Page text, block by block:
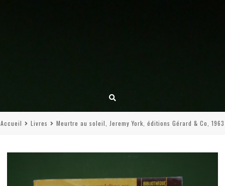
Accueil Livres Meurtre au soleil, Jeremy York, éditions Gérard & Co, 1963